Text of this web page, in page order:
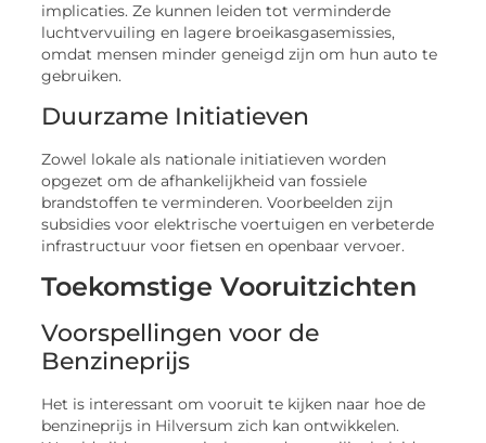
implicaties. Ze kunnen leiden tot verminderde
luchtvervuiling en lagere broeikasgasemissies,
omdat mensen minder geneigd zijn om hun auto te
gebruiken.
Duurzame Initiatieven
Zowel lokale als nationale initiatieven worden
opgezet om de afhankelijkheid van fossiele
brandstoffen te verminderen. Voorbeelden zijn
subsidies voor elektrische voertuigen en verbeterde
infrastructuur voor fietsen en openbaar vervoer.
Toekomstige Vooruitzichten
Voorspellingen voor de
Benzineprijs
Het is interessant om vooruit te kijken naar hoe de
benzineprijs in Hilversum zich kan ontwikkelen.